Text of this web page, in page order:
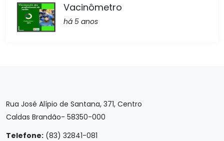
Vacinômetro
há 5 anos
Rua José Alípio de Santana, 371, Centro
Caldas Brandão- 58350-000
Telefone: (83) 32841-081